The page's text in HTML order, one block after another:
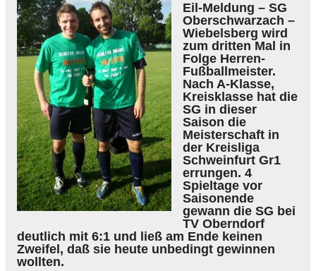
Eil-Meldung – SG
Oberschwarzach –
Wiebelsberg wird
zum dritten Mal in
Folge Herren-
Fußballmeister.
Nach A-Klasse,
Kreisklasse hat die
SG in dieser
Saison die
Meisterschaft in
der Kreisliga
Schweinfurt Gr1
errungen. 4
Spieltage vor
Saisonende
gewann die SG bei
TV Oberndorf
deutlich mit 6:1 und ließ am Ende keinen
Zweifel, daß sie heute unbedingt gewinnen
wollten.